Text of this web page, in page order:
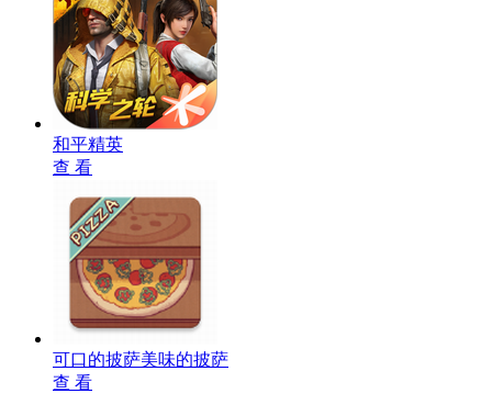
和平精英
查 看
可口的披萨美味的披萨
查 看